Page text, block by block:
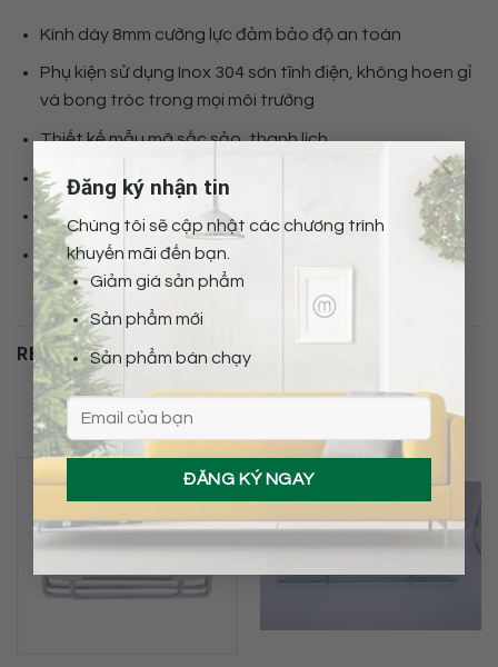
Đăng ký nhận tin
Chúng tôi sẽ cập nhật các chương trình
khuyến mãi đến bạn.
Giảm giá sản phẩm
Sản phẩm mới
Sản phẩm bán chạy
×
Kính dày 8mm cường lực đảm bảo độ an toàn
Phụ kiện sử dụng Inox 304 sơn tĩnh điện, không hoen gỉ
và bong tróc trong mọi môi trường
Thiết kế mẫu mã sắc sảo, thanh lịch.
Sản phẩm dễ dàng lắp ráp, tháo rời, di chuyển.
Sản phẩm chịu được lực lớn, khó bị móp méo, gãy.
Sử dụng trong phòng tắm
RELATED PRODUCTS